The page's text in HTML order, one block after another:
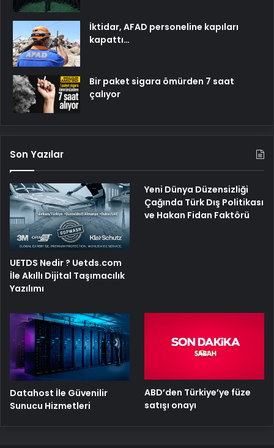
İktidar, AFAD personeline kapıları
kapattı…
Bir paket sigara ömürden 7 saat
çalıyor
Son Yazılar
UETDS Nedir ? Uetds.com
İle Akıllı Dijital Taşımacılık
Yazılımı
Yeni Dünya Düzensizliği
Çağında Türk Dış Politikası
ve Hakan Fidan Faktörü
Datahost İle Güvenilir
Sunucu Hizmetleri
ABD’den Türkiye’ye füze
satışı onayı